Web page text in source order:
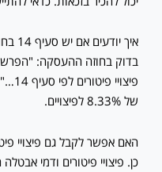
איך יודעים אם יש סעיף 14 בחוזה שלי?
בדוק בחוזה ההעסקה:
של 8.33% לפיצויים.
האם אפשר לקבל גם פיצויי
כן. פיצויי פיטורים ודמי